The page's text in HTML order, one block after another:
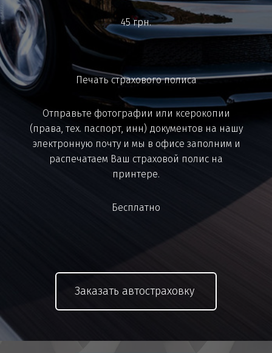
45 грн.
Печать страхового полиса
Отправьте фотографии или ксерокопии
(права, тех. паспорт, инн) документов на нашу
электронную почту и мы в офисе заполним и
распечатаем Ваш страховой полис на
принтере.
Бесплатно
Заказать автостраховку